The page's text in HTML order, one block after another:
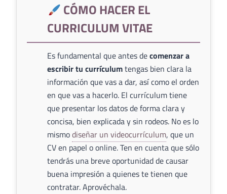
CÓMO HACER EL
CURRICULUM VITAE
Es fundamental que antes decomenzar a
escribir tu currículumtengas bien clara la
información que vas a dar, así como el orden
en que vas a hacerlo. El currículum tiene
que presentar los datos de forma clara y
concisa, bien explicada y sin rodeos. No es lo
mismodiseñar un videocurrículum, que un
CV en papel o online. Ten en cuenta que sólo
tendrás una breve oportunidad de causar
buena impresión a quienes te tienen que
contratar. Aprovéchala.